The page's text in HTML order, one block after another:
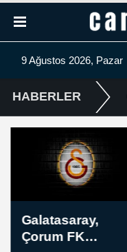
9 Ağustos 2026, Pazar
HABERLER
Galatasaray,
Çorum FK